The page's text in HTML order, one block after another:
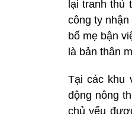
lại tranh thủ
công ty
bố mẹ bận
là bản thân
Tại các khu
động nông
chủ yếu